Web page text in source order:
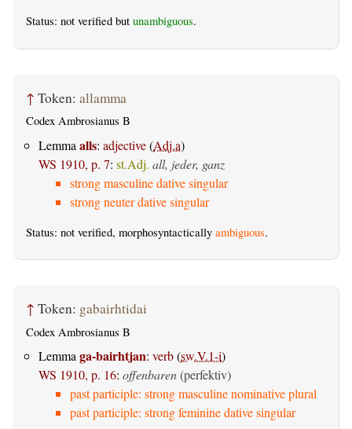
Status: not verified but unambiguous.
↑ Token: allamma
Codex Ambrosianus B
Lemma alls: adjective(Adj.a)
WS 1910, p. 7: st.Adj. all, jeder, ganz
strong masculine dative singular
strong neuter dative singular
Status: not verified, morphosyntactically ambiguous.
↑ Token: gabairhtidai
Codex Ambrosianus B
Lemma ga-bairhtjan: verb(sw.V.1-i)
WS 1910, p. 16: offenbaren(perfektiv)
past participle: strong masculine nominative plural
past participle: strong feminine dative singular